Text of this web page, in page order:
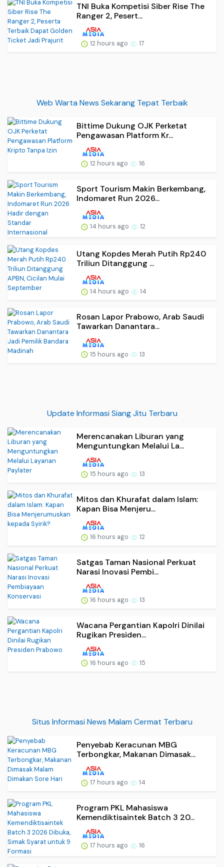
TNI Buka Kompetisi Siber Rise The
Ranger 2, Pesert...
12 hours ago 17
Web Warta News Sekarang Tepat Terbaik
Bittime Dukung OJK Perketat
Pengawasan Platform Kr...
12 hours ago 16
Sport Tourism Makin Berkembang,
Indomaret Run 2026...
14 hours ago 12
Utang Kopdes Merah Putih Rp240
Triliun Ditanggung ...
14 hours ago 14
Rosan Lapor Prabowo, Arab Saudi
Tawarkan Danantara...
15 hours ago 13
Update Informasi Siang Jitu Terbaru
Merencanakan Liburan yang
Menguntungkan Melalui La...
15 hours ago 13
Mitos dan Khurafat dalam Islam:
Kapan Bisa Menjeru...
16 hours ago 12
Satgas Taman Nasional Perkuat
Narasi Inovasi Pembi...
16 hours ago 13
Wacana Pergantian Kapolri Dinilai
Rugikan Presiden...
16 hours ago 15
Situs Informasi News Malam Cermat Terbaru
Penyebab Keracunan MBG
Terbongkar, Makanan Dimasak...
17 hours ago 14
Program PKL Mahasiswa
Kemendiktisaintek Batch 3 20...
17 hours ago 16